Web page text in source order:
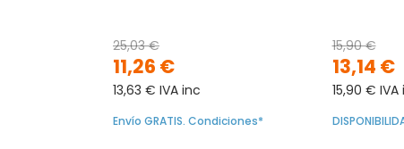
11,26 €
25,03 €
13,63 € IVA inc
Envío GRATIS. Condiciones*
13,14 €
15,90 €
15,90 € IVA